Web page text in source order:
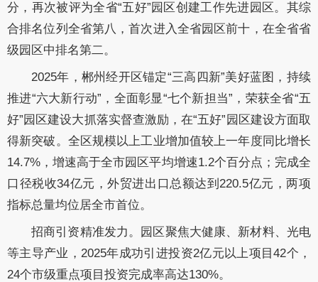
分，再次被评为全省“五好”园区创建工作先进园区。其综
合排名位列全省第八，首次进入全省园区前十，在全省省
级园区中排名第二。
2025年，郴州经开区锚定“三高四新”美好蓝图，持续
推进“六大新行动”，全面彰显“七个新担当”，荣获全省“五
好”园区建设大抓落实督查激励，在“五好”园区建设方面取
得新突破。全区规模以上工业增加值较上一年度同比增长
14.7%，增速高于全市园区平均增速1.2个百分点；完成全
口径税收34亿元，外贸进出口总额达到220.5亿元，两项
指标总量均位居全市首位。
招商引资精准发力。园区聚焦大健康、新材料、光电
等主导产业，2025年成功引进投资2亿元以上项目42个，
24个市级重点项目投资完成率高达130%。